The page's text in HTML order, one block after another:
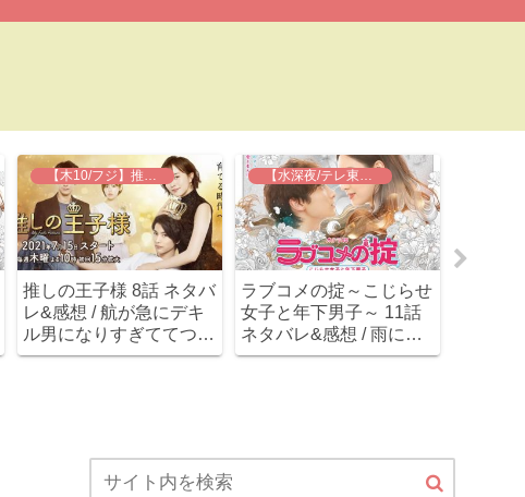
【木10/フジ】推しの王子様
推しの王子様 8話 ネタバ
レ&感想 / 航が急にデキ
ル男になりすぎててつい
ていけないぞ。
【水深夜/テレ東】ラブコメの掟
ラブコメの掟～こじらせ
女子と年下男子～ 11話
ネタバレ&感想 / 雨に濡
れた子犬男子小関裕太！